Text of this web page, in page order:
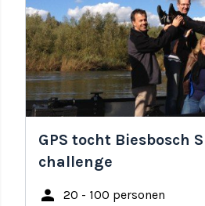
GPS tocht Biesbosch
challenge
person 20 - 100 personen